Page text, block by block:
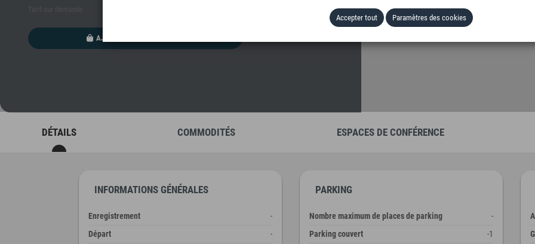
Accepter tout Paramètres des cookies
AJOUTER AU PORTEFEUILLE
DÉTAILS COMMODITÉS ESPACES DE CONFÉRENCE
INFORMATIONS GÉNÉRALES
Enregistrement
-
Départ
-
PARKING
Nombre maximum de places de parking
-
Parking couvert
-1